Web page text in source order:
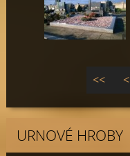
<< <
URNOVÉ HROBY